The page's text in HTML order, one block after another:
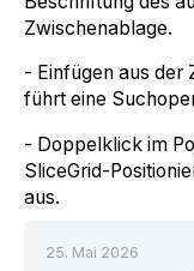
Zwischenablage.
- Einfügen aus der
führt eine
- Doppelklick im
SliceGrid-
aus.
25. Mai 2026